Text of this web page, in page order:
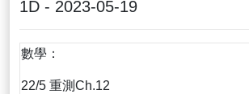
1D - 2023-05-19
數學：
22/5 重測Ch.12